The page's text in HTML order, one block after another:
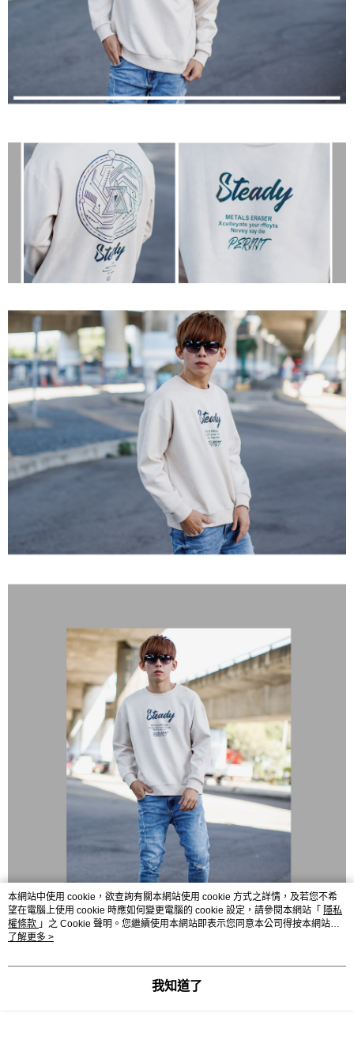
本網站中使用 cookie，欲查詢有關本網站使用 cookie 方式之詳情，及若您不希
望在電腦上使用 cookie 時應如何變更電腦的 cookie 設定，請參閱本網站「 隱私
權條款 」之 Cookie 聲明。您繼續使用本網站即表示您同意本公司得按本網站使
用條款之 Cookie 聲明使用 cookie。
了解更多 >
我知道了